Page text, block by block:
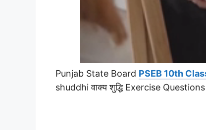
Punjab State Board PSEB 10th
shuddhi वाक्य शुद्धि Exercise